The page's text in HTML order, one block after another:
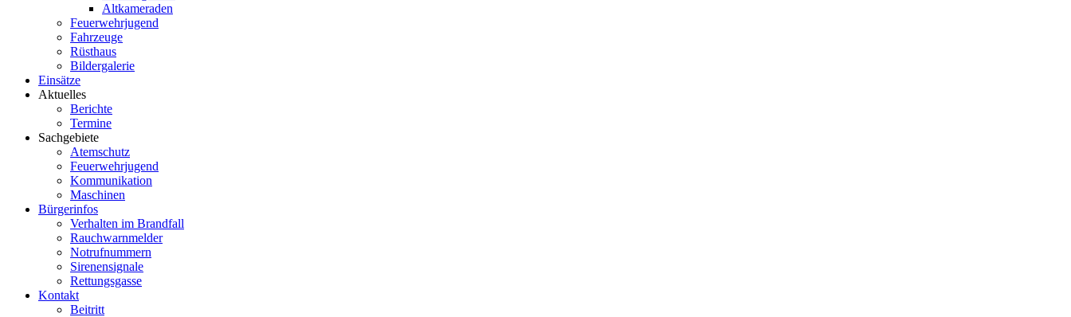
Altkameraden
Feuerwehrjugend
Fahrzeuge
Rüsthaus
Bildergalerie
Einsätze
Aktuelles
Berichte
Termine
Sachgebiete
Atemschutz
Feuerwehrjugend
Kommunikation
Maschinen
Bürgerinfos
Verhalten im Brandfall
Rauchwarnmelder
Notrufnummern
Sirenensignale
Rettungsgasse
Kontakt
Beitritt